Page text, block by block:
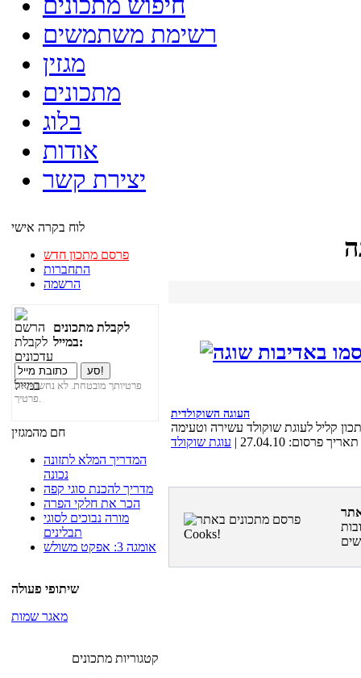
רשימת משתמשים
מגזין
מתכונים
בלוג
אודות
יצירת קשר
לוח בקרה אישי
פרסם מתכון חדש
התחברות
הרשמה
לקבלת מתכונים
במייל:
פרטיותך מובטחת. לא נחשוף את
פרטיך.
חם מהמגזין
המדריך המלא לתזונה
נכונה
מדריך להכנת סוגי קפה
הכר את חלקי הפרה
מורה נבוכים לסוגי
תבלינים
אומגה 3: אפקט משולש
שיתופי פעולה
מאגר שמות
קטגוריות מתכונים
העוגה השוקולדית
תאריך פרסום: 27.04.10 | עוגת שוקולד